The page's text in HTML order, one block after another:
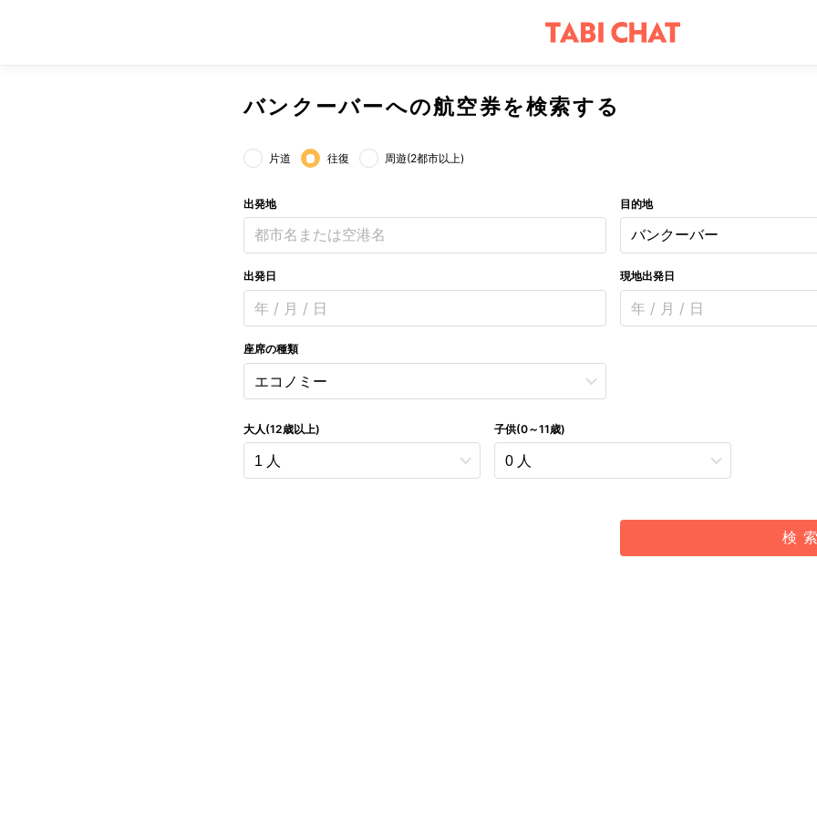
バンクーバーへの航空券を検索する
片道 往復 周遊(2都市以上)
出発地
都市名または空港名
目的地
バンクーバー
出発日
年 / 月 / 日
現地出発日
年 / 月 / 日
座席の種類
大人(12歳以上) 子供(0～11歳)
検